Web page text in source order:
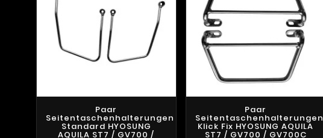
Paar
Seitentaschenhalterungen
Standard HYOSUNG
AQUILA ST7 / GV700 /
Paar
Seitentaschenhalterungen
Klick Fix HYOSUNG AQUILA
ST7 / GV700 / GV700C